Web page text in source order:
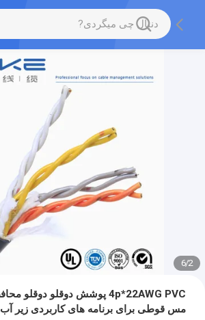
2
/
6
مس قوطی برای برنامه های کاربردی زیر آب